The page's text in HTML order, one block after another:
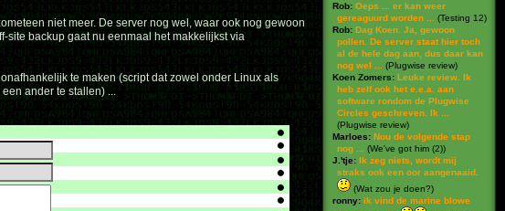
niet meer. De server nog wel, waar ook nog gewoon
site backup gaat nu eenmaal het makkelijkst via
te maken (script dat zowel onder Linux als
ander te stallen) ...
Rob: Oeps ... er kan weer
gereaguurd worden ...
(Testing 12)
Rob: Dag Koen. Ja, gewoon
pollen. De server staat hier toch
al de hele dag aan, dus daar kan
nog wel ...
(Plugwise review)
Koen Zomers: Leuke review. Ik
heb zelf ook het e.e.a. aan
software rondom de Plugwise
Circles geschreven. Ik ...
(Plugwise review)
Marloes: Nou de volgende stap
nog ...
(We've got him (2))
J.'tje: Ik zeg niets, wordt mij
straks ook een oor aangenaaid.
(Wat zou je doen?)
ronny: ik vind de marine blowe